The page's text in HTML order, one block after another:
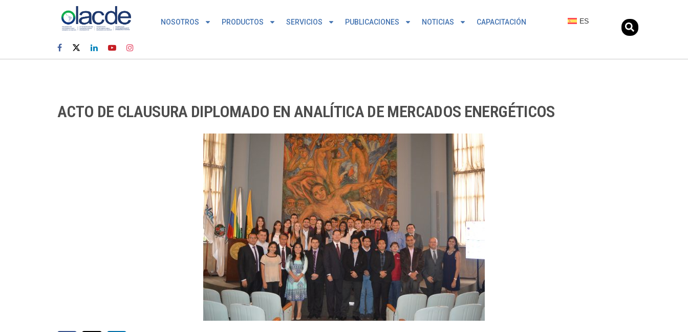
NOSOTROS PRODUCTOS SERVICIOS PUBLICACIONES NOTICIAS CAPACITACIÓN ES
ACTO DE CLAUSURA DIPLOMADO EN ANALÍTICA DE MERCADOS ENERGÉTICOS